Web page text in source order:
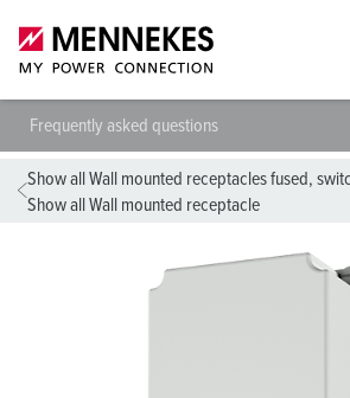
Frequently asked questions
Show all Wall mounted receptacles fused,
Show all Wall mounted receptacle